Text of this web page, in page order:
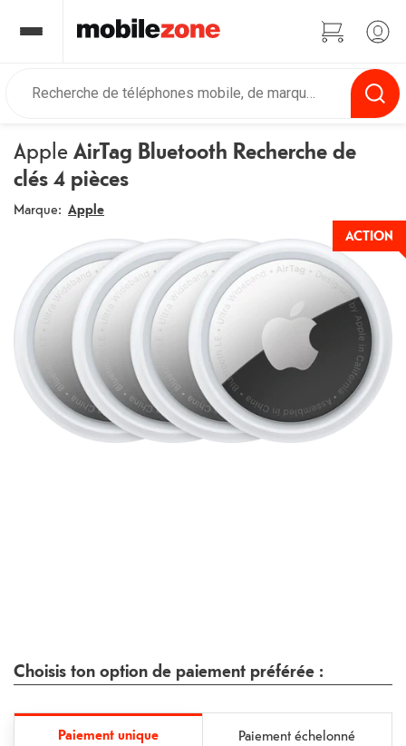
AppleAirTag Bluetooth Recherche de
clés 4 pièces
Marque: Apple
ACTION
Choisis ton option de paiement préférée :
Paiement unique
Paiement échelonné